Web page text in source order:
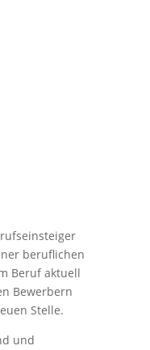
beruflichen
Beruf aktuell
Bewerbern
Stelle.
und